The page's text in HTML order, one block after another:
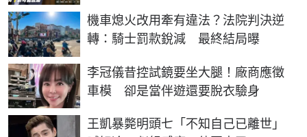
機車熄火改用牽有違法？法院判決逆
轉：騎士罰款銳減 最終結局曝
李冠儀昔控試鏡要坐大腿！廠商應徵
車模 卻是當伴遊還要脫衣驗身
王凱暴斃明頭七「不知自己已離世」